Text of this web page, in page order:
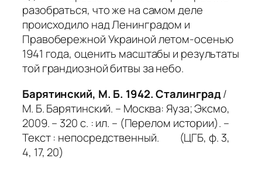
разобраться, что же на самом деле
происходило над Ленинградом и
Правобережной Украиной летом-осенью
1941 года, оценить масштабы и результаты
той грандиозной битвы за небо.
Барятинский, М. Б. 1942. Сталинград/
М. Б. Барятинский. – Москва: Яуза; Эксмо,
2009. – 320 с. : ил. – (Перелом истории). –
Текст : непосредственный. (ЦГБ, ф. 3,
4, 17, 20)